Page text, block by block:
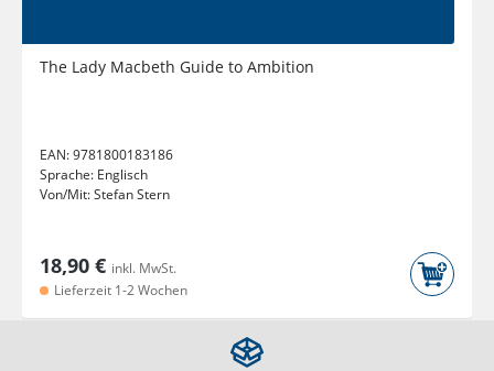
The Lady Macbeth Guide to Ambition
EAN:9781800183186
Sprache: Englisch
Von/Mit:Stefan Stern
18,90 € inkl. MwSt.
Lieferzeit 1-2 Wochen